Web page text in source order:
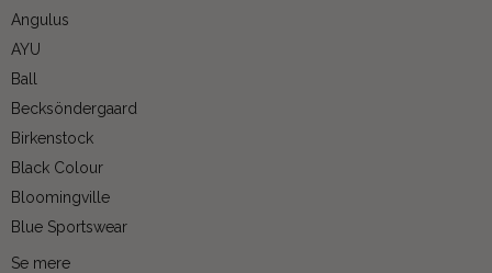
Angulus
AYU
Ball
Becksöndergaard
Birkenstock
Black Colour
Bloomingville
Blue Sportswear
Se mere